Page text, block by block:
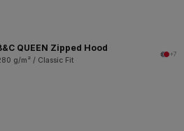
QUEEN Zipped Hood
g/m² / Classic Fit
+7